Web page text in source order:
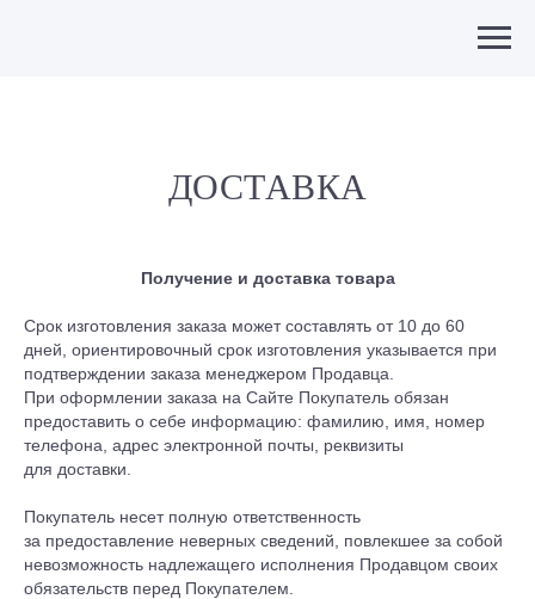
ДОСТАВКА
Получение и доставка товара
Срок изготовления заказа может составлять от 10 до 60
дней, ориентировочный срок изготовления указывается при
подтверждении заказа менеджером Продавца.
При оформлении заказа на Сайте Покупатель обязан
предоставить о себе информацию: фамилию, имя, номер
телефона, адрес электронной почты, реквизиты
для доставки.
Покупатель несет полную ответственность
за предоставление неверных сведений, повлекшее за собой
невозможность надлежащего исполнения Продавцом своих
обязательств перед Покупателем.